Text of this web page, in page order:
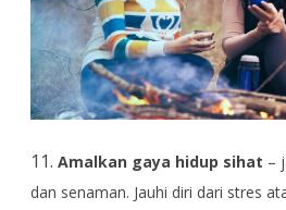
11. Amalkan gaya hidup sihat –
dan senaman. Jauhi diri dari stres